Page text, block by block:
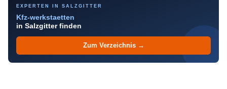
EXPERTEN IN SALZGITTER
Kfz-werkstaetten
in Salzgitter finden
Zum Verzeichnis →